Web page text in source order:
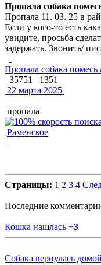
Пропала собака
Пропала 11. 03. 25 в
Если у кого-то есть
увидите, просьба
задержать. Звонить/
Пропала собака
35751
1351
22 марта 2025
пропала
Раменское
Страницы: 1 2 3 4
Последние
Кошка нашлась +3
Собака вернулась